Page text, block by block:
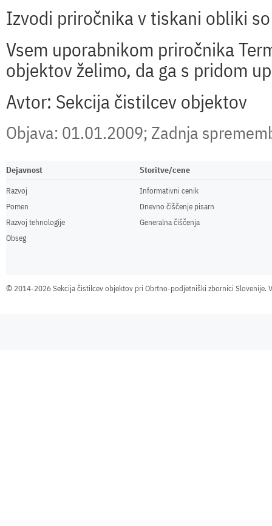
Izvodi priročnika v tiskani obliki
Vsem uporabnikom priročnika
objektov želimo, da ga s pridom
Avtor: Sekcija čistilcev objektov
Objava: 01.01.2009; Zadnja
Dejavnost
Razvoj
Pomen
Razvoj tehnologije
Obseg
Storitve/cene
Informativni cenik
Dnevno čiščenje pisarn
Generalna čiščenja
©2014-2026 Sekcija čistilcev objektov pri Obrtno-podjetniški zbornici Slovenije.